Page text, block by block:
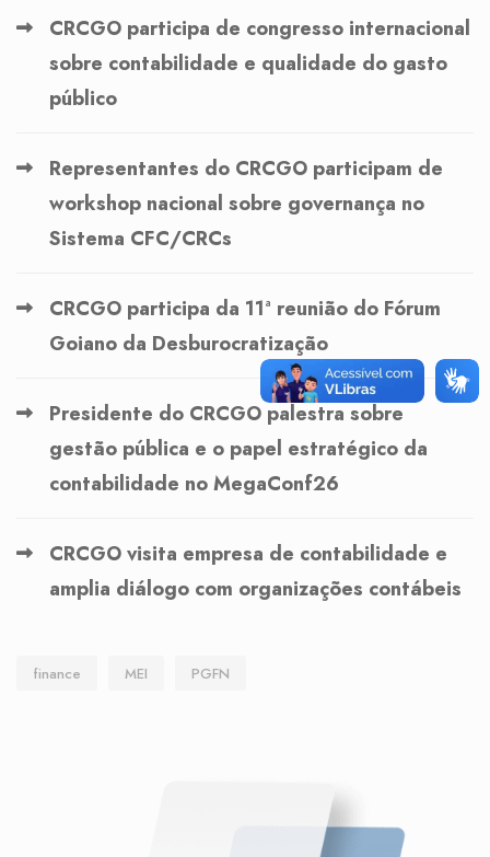
CRCGO participa de congresso internacional
sobre contabilidade e qualidade do gasto
público
Representantes do CRCGO participam de
workshop nacional sobre governança no
Sistema CFC/CRCs
CRCGO participa da 11ª reunião do Fórum
Goiano da Desburocratização
Presidente do CRCGO palestra sobre
gestão pública e o papel estratégico da
contabilidade no MegaConf26
CRCGO visita empresa de contabilidade e
amplia diálogo com organizações contábeis
finance MEI PGFN